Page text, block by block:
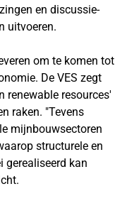
en discussie-
uitvoeren.
om te komen tot
De VES zegt
renewable resources'
raken. "Tevens
mijnbouwsectoren
structurele en
gerealiseerd kan